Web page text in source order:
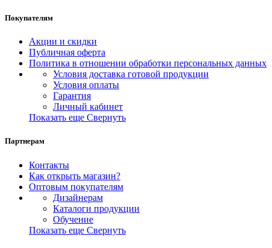
Покупателям
Акции и скидки
Публичная оферта
Политика в отношении обработки персональных данных
Условия доставка готовой продукции
Условия оплаты
Гарантия
Личный кабинет
Показать еще Свернуть
Партнерам
Контакты
Как открыть магазин?
Оптовым покупателям
Дизайнерам
Каталоги продукции
Обучение
Показать еще Свернуть